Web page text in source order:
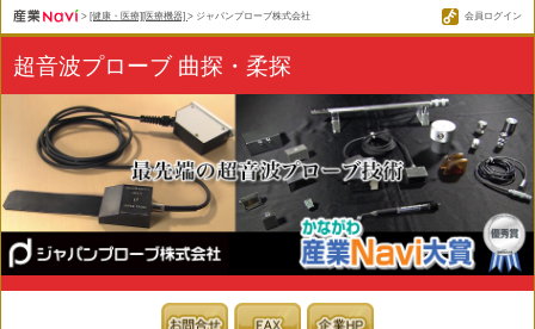
会員ログイン
> [健康・医療][医療機器] > ジャパンプローブ株式会社
超音波プローブ 曲探・柔探